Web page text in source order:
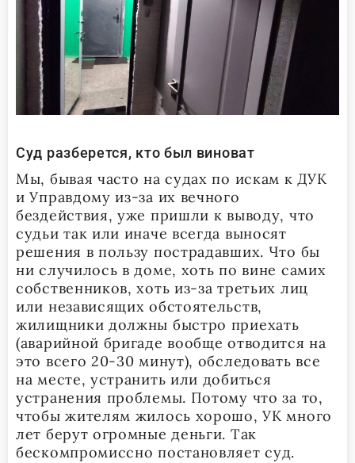
Суд разберется, кто был виноват
Мы, бывая часто на судах по искам к ДУК
и Управдому из-за их вечного
бездействия, уже пришли к выводу, что
судьи так или иначе всегда выносят
решения в пользу пострадавших. Что бы
ни случилось в доме, хоть по вине самих
собственников, хоть из-за третьих лиц
или независящих обстоятельств,
жилищники должны быстро приехать
(аварийной бригаде вообще отводится на
это всего 20-30 минут), обследовать все
на месте, устранить или добиться
устранения проблемы. Потому что за то,
чтобы жителям жилось хорошо, УК много
лет берут огромные деньги. Так
бескомпромиссно постановляет суд.